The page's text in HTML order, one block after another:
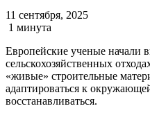
11 сентября, 2025
1 минута
Европейские ученые начали
сельскохозяйственных
«живые» строительные
адаптироваться к
восстанавливаться.